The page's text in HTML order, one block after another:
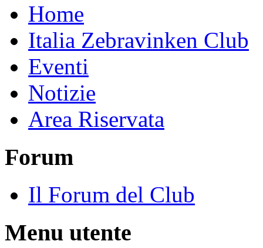
Home
Italia Zebravinken Club
Eventi
Notizie
Area Riservata
Forum
Il Forum del Club
Menu utente